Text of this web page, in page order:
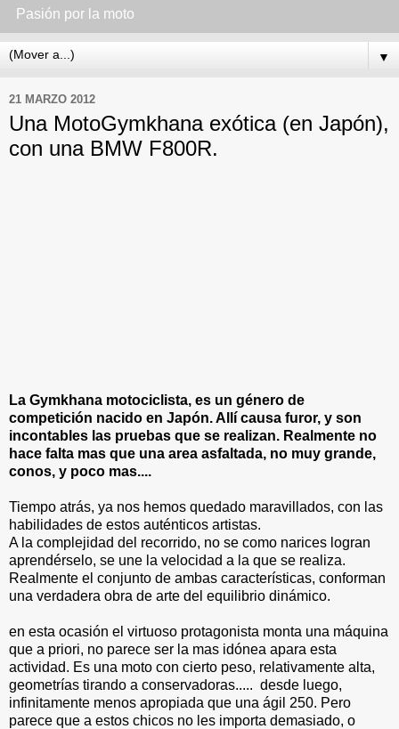
Pasión por la moto
▼
21 MARZO 2012
Una MotoGymkhana exótica (en Japón),
con una BMW F800R.
La Gymkhana motociclista, es un género de
competición nacido en Japón. Allí causa furor, y son
incontables las pruebas que se realizan. Realmente no
hace falta mas que una area asfaltada, no muy grande,
conos, y poco mas....
Tiempo atrás, ya nos hemos quedado maravillados, con las
habilidades de estos auténticos artistas.
A la complejidad del recorrido, no se como narices logran
aprendérselo, se une la velocidad a la que se realiza.
Realmente el conjunto de ambas características, conforman
una verdadera obra de arte del equilibrio dinámico.
en esta ocasión el virtuoso protagonista monta una máquina
que a priori, no parece ser la mas idónea apara esta
actividad. Es una moto con cierto peso, relativamente alta,
geometrías tirando a conservadoras..... desde luego,
infinitamente menos apropiada que una ágil 250. Pero
parece que a estos chicos no les importa demasiado, o